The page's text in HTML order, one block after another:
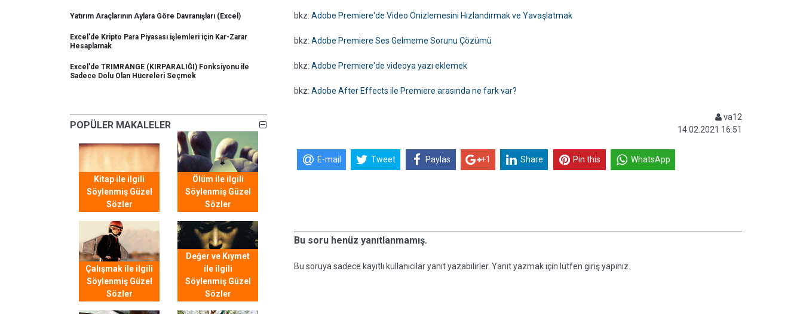
Yatırım Araçlarının Aylara Göre Davranışları (Excel)
Excel'de Kripto Para Piyasası işlemleri için Kar-Zarar
Hesaplamak
Excel'de TRIMRANGE (KIRPARALIĞI) Fonksiyonu ile
Sadece Dolu Olan Hücreleri Seçmek
POPÜLER MAKALELER
Kitap ile ilgili
Söylenmiş Güzel
Sözler
Ölüm ile ilgili
Söylenmiş Güzel
Sözler
Çalışmak ile ilgili
Söylenmiş Güzel
Sözler
Değer ve Kıymet
ile ilgili
Söylenmiş Güzel
Sözler
bkz: Adobe Premiere'de Video Önizlemesini Hızlandırmak ve Yavaşlatmak
bkz: Adobe Premiere Ses Gelmeme Sorunu Çözümü
bkz: Adobe Premiere'de videoya yazı eklemek
bkz: Adobe After Effects ile Premiere arasında ne fark var?
va12
14.02.2021 16:51
E-mail Tweet Paylas +1 Share Pin this WhatsApp
Bu soru henüz yanıtlanmamış.
Bu soruya sadece kayıtlı kullanıcılar yanıt yazabilirler. Yanıt yazmak için lütfen giriş yapınız.